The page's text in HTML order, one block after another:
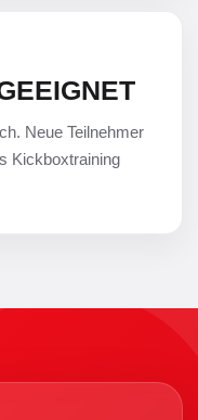
Neue Teilnehmer
Kickboxtraining